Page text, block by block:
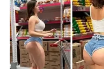
TESTIRA
Bikovi danas osećaju
Ipak, petak donosi
rutinu. Možda će planovi